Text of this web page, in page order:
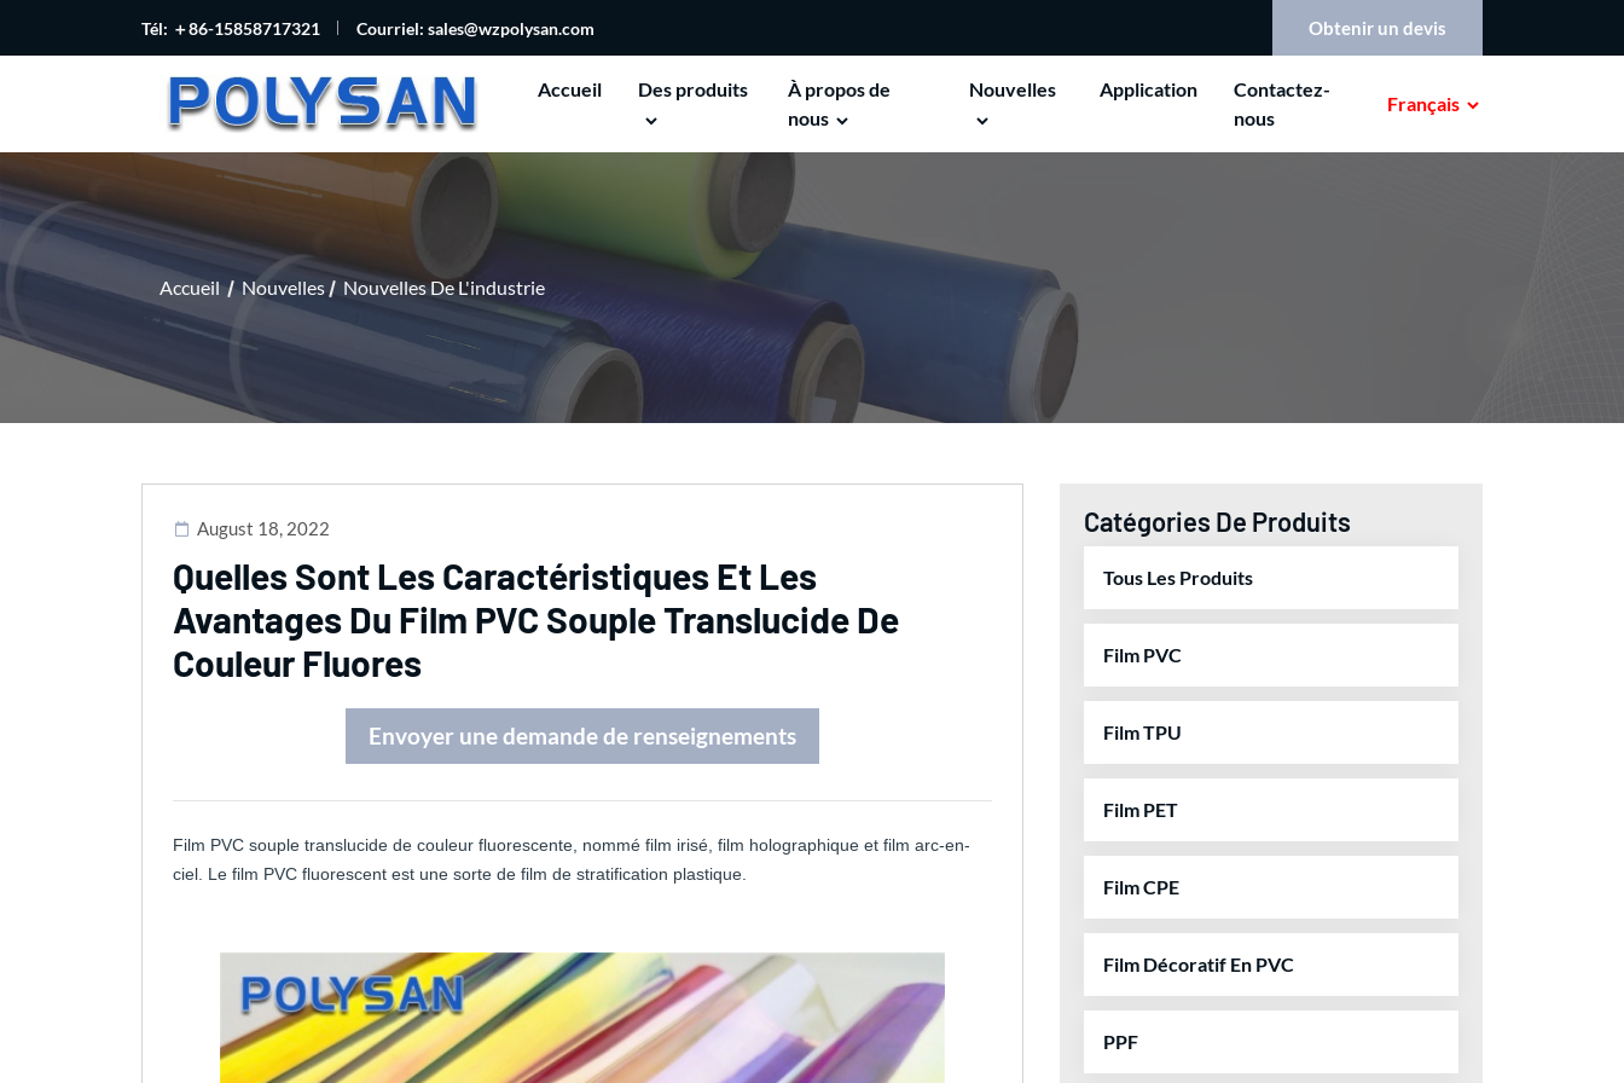
Tél: ＋86-15858717321 Courriel: sales@wzpolysan.com Obtenir un devis
Accueil Des produits
À propos de
nous
Nouvelles Application
Contactez-
nous
Français
Accueil Nouvelles Nouvelles De L'industrie
August 18, 2022
Quelles Sont Les Caractéristiques Et Les
Avantages Du Film PVC Souple Translucide De
Couleur Fluores
Envoyer une demande de renseignements
Film PVC souple translucide de couleur fluorescente, nommé film irisé, film holographique et film arc-en-
ciel. Le film PVC fluorescent est une sorte de film de stratification plastique.
Catégories De Produits
Tous Les Produits
Film PVC
Film TPU
Film PET
Film CPE
Film Décoratif En PVC
PPF